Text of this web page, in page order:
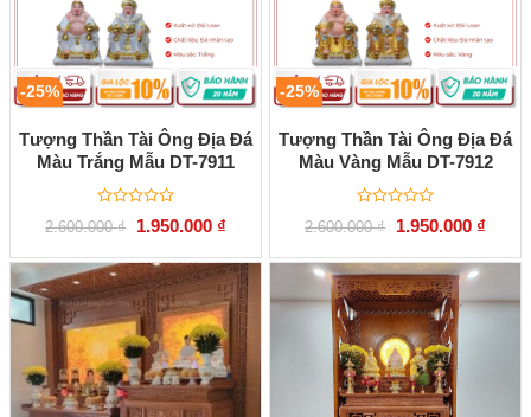
-25%
Tượng Thần Tài Ông Địa Đá
Màu Trắng Mẫu DT-7911
Được
xếp
0
5
sao
2.600.000₫
Giá
là:
2.600.000 ₫.
1.950.000 ₫Giá
tại
là:
1.950.000 ₫.
-25%
Tượng Thần Tài Ông Địa Đá
Màu Vàng Mẫu DT-7912
Được
xếp
0
5
sao
2.600.000₫
Giá
là:
2.600.000 ₫.
1.950.000 ₫Giá
tại